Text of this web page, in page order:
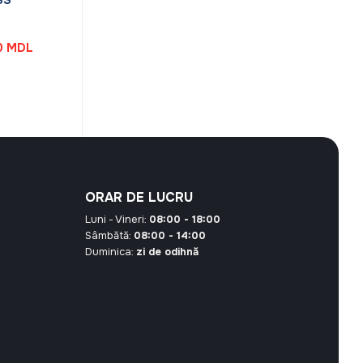
MDLPrețul
ORAR DE LUCRU
Luni - Vineri: 08:00 - 18:00
Sâmbătă: 08:00 - 14:00
Duminica: zi de odihnă